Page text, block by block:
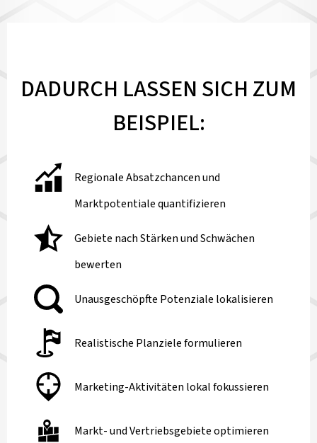
DADURCH LASSEN SICH ZUM
BEISPIEL:
Regionale Absatzchancen und
Marktpotentiale quantifizieren
Gebiete nach Stärken und Schwächen
bewerten
Unausgeschöpfte Potenziale lokalisieren
Realistische Planziele formulieren
Marketing-Aktivitäten lokal fokussieren
Markt- und Vertriebsgebiete optimieren